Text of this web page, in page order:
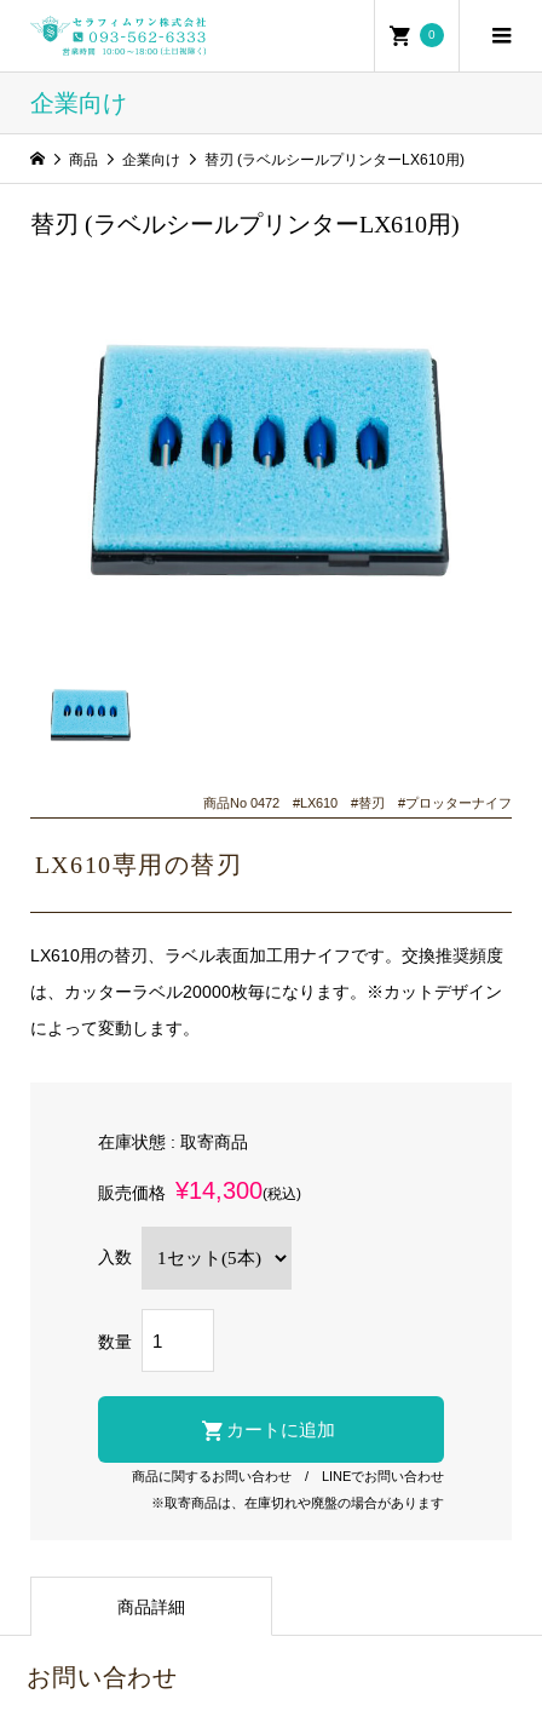
0
企業向け
商品 企業向け 替刃 (ラベルシールプリンターLX610用)
替刃 (ラベルシールプリンターLX610用)
商品No 0472 #LX610 #替刃 #プロッターナイフ
LX610専用の替刃
LX610用の替刃、ラベル表面加工用ナイフです。交換推奨頻度
は、カッターラベル20000枚毎になります。※カットデザイン
によって変動します。
在庫状態 : 取寄商品
販売価格 ¥14,300(税込)
入数
数量
商品に関するお問い合わせ /LINEでお問い合わせ
※取寄商品は、在庫切れや廃盤の場合があります
商品詳細
お問い合わせ